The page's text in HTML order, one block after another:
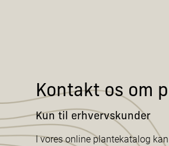
Kontakt os om
Kun til erhvervskunder
I vores online plantekatalog